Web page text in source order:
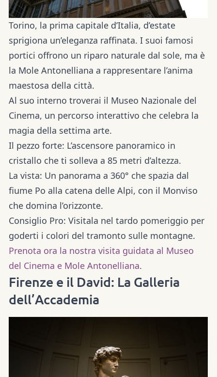
Torino, la prima capitale d’Italia, d’estate
sprigiona un’eleganza raffinata. I suoi famosi
portici offrono un riparo naturale dal sole, ma è
la Mole Antonelliana a rappresentare l’anima
maestosa della città.
Al suo interno troverai il Museo Nazionale del
Cinema, un percorso interattivo che celebra la
magia della settima arte.
Il pezzo forte: L’ascensore panoramico in
cristallo che ti solleva a 85 metri d’altezza.
La vista: Un panorama a 360° che spazia dal
fiume Po alla catena delle Alpi, con il Monviso
che domina l’orizzonte.
Consiglio Pro: Visitala nel tardo pomeriggio per
goderti i colori del tramonto sulle montagne.
Prenota ora la nostra visita guidata al Museo
del Cinema e Mole Antonelliana.
Firenze e il David: La Galleria
dell’Accademia